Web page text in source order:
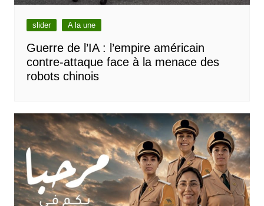
slider A la une
Guerre de l’IA : l’empire américain
contre-attaque face à la menace des
robots chinois